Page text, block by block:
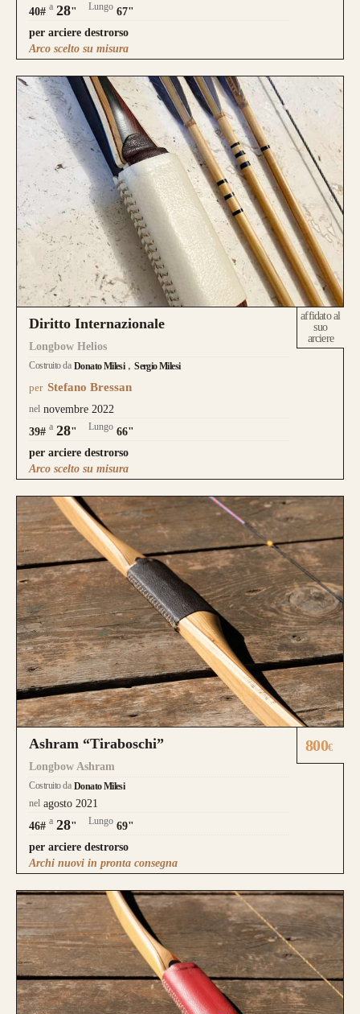
40# a 28" Lungo 67"
per arciere destrorso
Arco scelto su misura
Diritto Internazionale
Longbow Helios
Costruito da Donato Milesi Sergio Milesi
per Stefano Bressan
nel novembre 2022
39# a 28" Lungo 66"
per arciere destrorso
affidato al
suo
arciere
Arco scelto su misura
Ashram “Tiraboschi”
Longbow Ashram
Costruito da Donato Milesi
nel agosto 2021
46# a 28" Lungo 69"
per arciere destrorso
800€
Archi nuovi in pronta consegna